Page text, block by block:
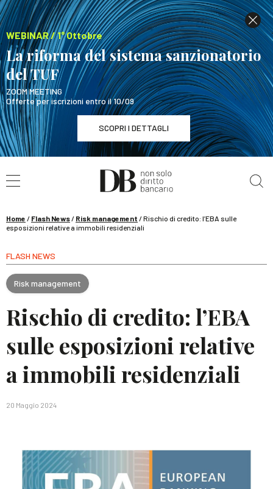
WEBINAR / 1° Ottobre
La riforma del sistema sanzionatorio
del TUF
ZOOM MEETING
Offerte per iscrizioni entro il 10/09
SCOPRI I DETTAGLI
WEBINAR / 1° Ottobre
La riforma del sistema sanzionatorio del TUF
Home / Flash News/ Risk management /Rischio di credito: l’EBA sulle
esposizioni relative a immobili residenziali
FLASH NEWS
Risk management
Rischio di credito: l’EBA
sulle esposizioni relative
a immobili residenziali
20 Maggio 2024